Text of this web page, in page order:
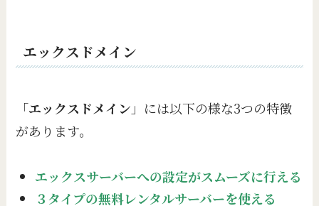
エックスドメイン
「エックスドメイン 」には以下の様な3つの特徴
があります。
エックスサーバーへの設定がスムーズに行える
３タイプの無料レンタルサーバーを使える